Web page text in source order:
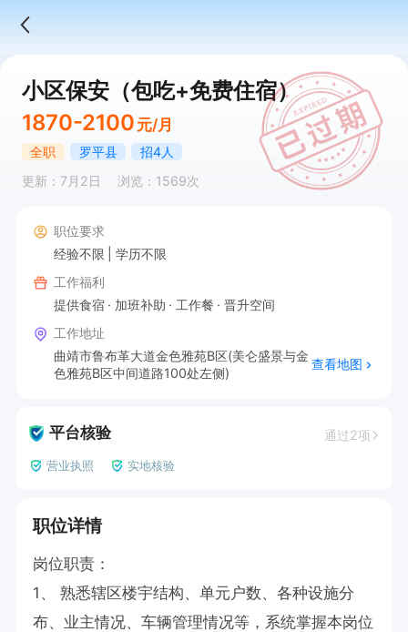
小区保安（包吃+免费住宿）
1870-2100 元/月
全职 罗平县
招4人
更新：7月2日
浏览：1569次
职位要求
经验不限
学历不限
工作福利
提供食宿
加班补助 工作餐
晋升空间
工作地址
曲靖市鲁布革大道金色雅苑B区(美仑盛景与金
色雅苑B区中间道路100处左侧)
查看地图
平台核验 通过2项
营业执照 实地核验
职位详情
岗位职责：
1、 熟悉辖区楼宇结构、单元户数、各种设施分
布、业主情况、车辆管理情况等，系统掌握本岗位